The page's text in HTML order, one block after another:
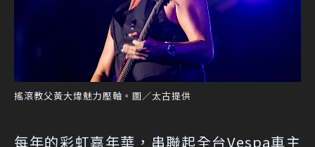
搖滾教父黃大煒魅力壓軸。圖／太古提供
每年的彩虹嘉年華，串聯起全台Vespa車主